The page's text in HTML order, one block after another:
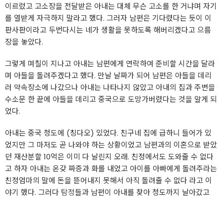
이르렀고 고소장을 전달받은 아내는 대체 무슨 고소를 한 거냐며 자기
를 열받게 자극하지 말라고 했다. 그러자 남편은 기다렸다는 듯이 이
판사판이라고 두번다시는 네가 생활을 못하도록 해버리겠다고 으름
장을 놓았다.
그렇게 며칠이 지나고 아내는 남편에게 연락하여 준비할 시간을 달라
며 아들을 돌려주겠다고 했다. 만날 날짜가 되어 남편은 아들을 데리
러 약속장소에 나갔으나 아내는 나타나지 않았고 아내의 집과 주변을
수소문 한 끝에 아들을 데리고 중국으로 도망가버렸다는 것을 알게 되
었다.
아내는 중국 청도에 (칭다오) 있었다. 친구네 집에 급하니 들어가 있
었지만 그 마저도 곧 나와야 하는 상황이었고 남편과의 이혼으로 받았
던 재산분할 10억은 이미 다 날린지 오래. 친정에서도 도와줄 수 없다
고 하자 아내는 온갖 짜증과 화를 내었고 아이를 아빠에게 돌려주라는
친정엄마의 말에 돈을 뜯어내지 못해서 아직 돌려줄 수 없다 라고 이
야기 했다. 그러다 탐정들과 남편이 아내를 찾아 청도까지 날아갔고